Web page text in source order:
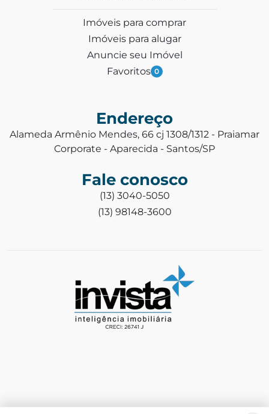
Imóveis para comprar
Imóveis para alugar
Anuncie seu Imóvel
Favoritos 0
Endereço
Alameda Armênio Mendes, 66 cj 1308/1312 - Praiamar
Corporate - Aparecida - Santos/SP
Fale conosco
(13) 3040-5050
(13) 98148-3600